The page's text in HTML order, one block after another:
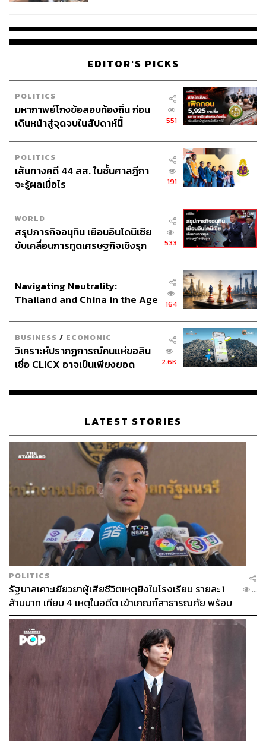
จ่ายหนี้-แอบระบุแบรนด์
EDITOR'S PICKS
POLITICS
มหากาพย์โกงข้อสอบท้องถิ่น ก่อน
เดินหน้าสู่จุดจบในสัปดาห์นี้
551
POLITICS
เส้นทางคดี 44 สส. ในชั้นศาลฎีกา
จะรู้ผลเมื่อไร
191
WORLD
สรุปภารกิจอนุทิน เยือนอินโดนีเซีย
ขับเคลื่อนการทูตเศรษฐกิจเชิงรุก
533
Navigating Neutrality:
Thailand and China in the Age
164
BUSINESS / ECONOMIC
วิเคราะห์ปรากฏการณ์คนแห่ขอสิน
เชื่อ CLICX อาจเป็นเพียงยอด
เรือนไทยที่ถูกซุกไว้
2.6K
LATEST STORIES
POLITICS
รัฐบาลเคาะเยียวยาผู้เสียชีวิตเหตุยิงในโรงเรียน รายละ 1
ล้านบาท เทียบ 4 เหตุในอดีต เข้าเกณฑ์สาธารณภัย พร้อม
เร่งจ่ายโดยเร็ว
...